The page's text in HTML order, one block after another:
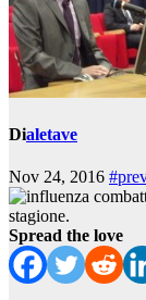
Dialetave
Nov 24, 2016
stagione.
Spread the love